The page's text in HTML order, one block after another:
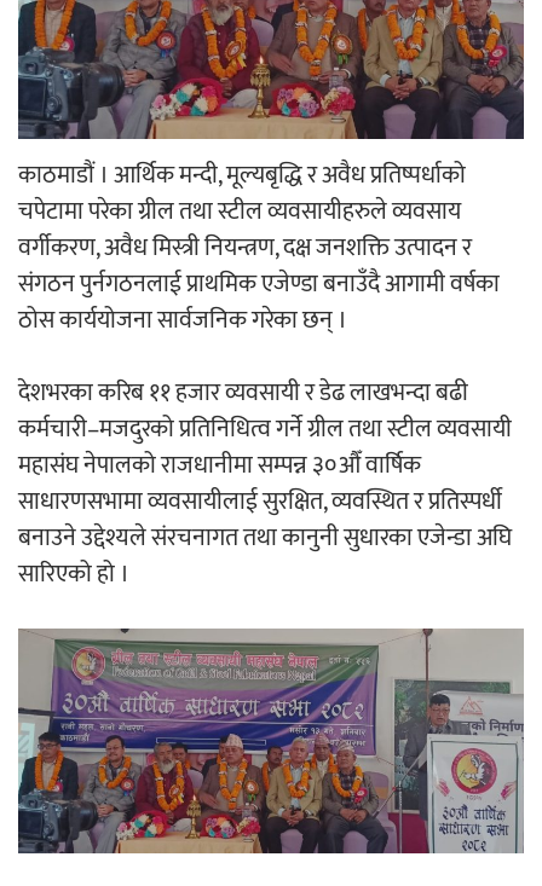
हलमा छैन ‘गौँथली’को टिकट
‘आइतबारको अफिस’ को परिचर्चा सम्पन्न
अर्जुन चन्द्रको ‘संवेदनाका प्रतिध्वनि’
मुक्तकसङ्ग्रह लोकार्पण
‘दुर्गा’ निर्माण गर्दै सम्राट
काठमाडौं । आर्थिक मन्दी, मूल्यबृद्धि र अवैध प्रतिष्पर्धाको
चपेटामा परेका ग्रील तथा स्टील व्यवसायीहरुले व्यवसाय
वर्गीकरण, अवैध मिस्त्री नियन्त्रण, दक्ष जनशक्ति उत्पादन र
संगठन पुर्नगठनलाई प्राथमिक एजेण्डा बनाउँदै आगामी वर्षका
ठोस कार्ययोजना सार्वजनिक गरेका छन् ।
देशभरका करिब ११ हजार व्यवसायी र डेढ लाखभन्दा बढी
कर्मचारी–मजदुरको प्रतिनिधित्व गर्ने ग्रील तथा स्टील व्यवसायी
महासंघ नेपालको राजधानीमा सम्पन्न ३०औँ वार्षिक
साधारणसभामा व्यवसायीलाई सुरक्षित, व्यवस्थित र प्रतिस्पर्धी
बनाउने उद्देश्यले संरचनागत तथा कानुनी सुधारका एजेन्डा अघि
सारिएको हो ।